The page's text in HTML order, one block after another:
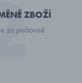
ZBOŽÍ
za poštovné